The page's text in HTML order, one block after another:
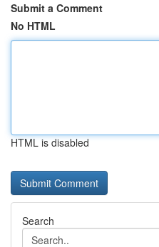
Submit a Comment
No HTML
HTML is disabled
Search